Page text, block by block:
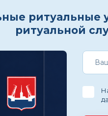
ритуальные
ритуальной